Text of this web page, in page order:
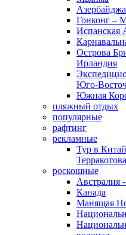
Гонконг –
Испанская
Острова
Ирландия
Юго-
Южная
пляжный отдых
популярные
рафтинг
рекламные
Тур в
роскошные
Австралия
Канада
Манящая